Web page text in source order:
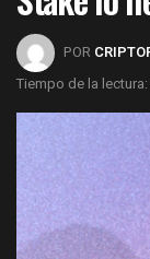
POR
Tiempo de la